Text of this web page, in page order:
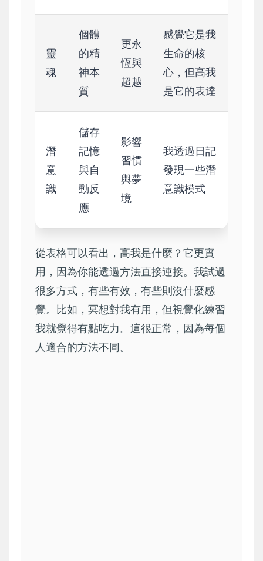
靈
魂
個體
的精
神本
質
更永
恆與
超越
感覺它是我
生命的核
心，但高我
是它的表達
潛
意
識
儲存
記憶
與自
動反
應
影響
習慣
與夢
境
我透過日記
發現一些潛
意識模式
從表格可以看出，高我是什麼？它更實
用，因為你能透過方法直接連接。我試過
很多方式，有些有效，有些則沒什麼感
覺。比如，冥想對我有用，但視覺化練習
我就覺得有點吃力。這很正常，因為每個
人適合的方法不同。